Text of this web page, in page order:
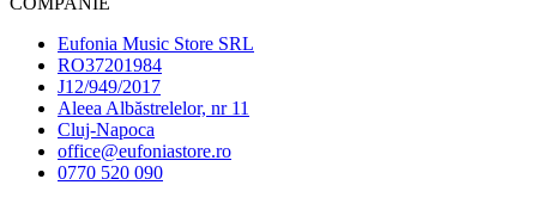
Eufonia Music Store SRL
RO37201984
J12/949/2017
Aleea Albăstrelelor, nr 11
Cluj-Napoca
office@eufoniastore.ro
0770 520 090